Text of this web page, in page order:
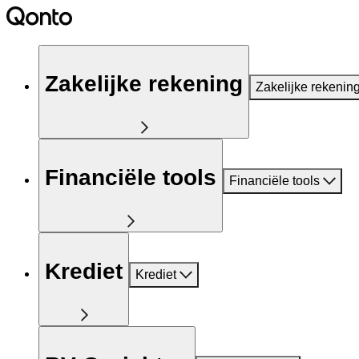
Zakelijke rekening Zakelijke
Financiële tools Financiële tools
Krediet Krediet